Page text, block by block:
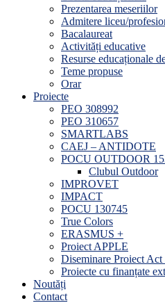
Prezentarea meseriilor
Admitere liceu/
Bacalaureat
Activități educative
Resurse educaționale
Teme propuse
Orar
Proiecte
PEO 308992
PEO 310657
SMARTLABS
CAEJ – ANTIDOTE
POCU OUTDOOR
Clubul Outdoor
IMPROVET
IMPACT
POCU 130745
True Colors
ERASMUS +
Proiect APPLE
Diseminare Proiect Act
Proiecte cu finanțate
Noutăți
Contact